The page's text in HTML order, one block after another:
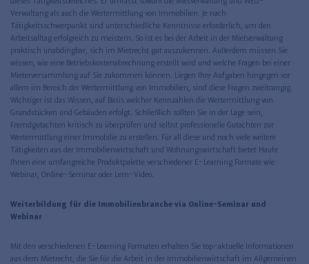
Verwaltung als auch die Wertermittlung von Immobilien. Je nach
Tätigkeitsschwerpunkt sind unterschiedliche Kenntnisse erforderlich, um den
Arbeitsalltag erfolgreich zu meistern. So ist es bei der Arbeit in der Mietverwaltung
praktisch unabdingbar, sich im Mietrecht gut auszukennen. Außerdem müssen Sie
wissen, wie eine Betriebskostenabrechnung erstellt wird und welche Fragen bei einer
Mieterversammlung auf Sie zukommen können. Liegen Ihre Aufgaben hingegen vor
allem im Bereich der Wertermittlung von Immobilien, sind diese Fragen zweitrangig.
Wichtiger ist das Wissen, auf Basis welcher Kennzahlen die Wertermittlung von
Grundstücken und Gebäuden erfolgt. Schließlich sollten Sie in der Lage sein,
Fremdgutachten kritisch zu überprüfen und selbst professionelle Gutachten zur
Wertermittlung einer Immobilie zu erstellen. Für all diese und noch viele weitere
Tätigkeiten aus der Immobilienwirtschaft und Wohnungswirtschaft bietet Haufe
Ihnen eine umfangreiche Produktpalette verschiedener E-Learning Formate wie
Webinar, Online-Seminar oder Lern-Video.
Weiterbildung für die Immobilienbranche via Online-Seminar und
Webinar
Mit den verschiedenen E-Learning Formaten erhalten Sie top-aktuelle Informationen
aus dem Mietrecht, die Sie für die Arbeit in der Immobilienwirtschaft im Allgemeinen